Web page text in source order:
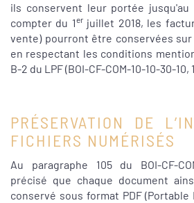
ils conservent leur portée jusqu'au
compter du 1erjuillet 2018, les
vente) pourront être conservées
en respectant les conditions
B-2 du LPF (BOI-CF-COM-10-10-30-10,
PRÉSERVATION DE
FICHIERS NUMÉRISÉS
Au paragraphe 105 du BOI-CF-
précisé que chaque document
conservé sous format PDF (Portable